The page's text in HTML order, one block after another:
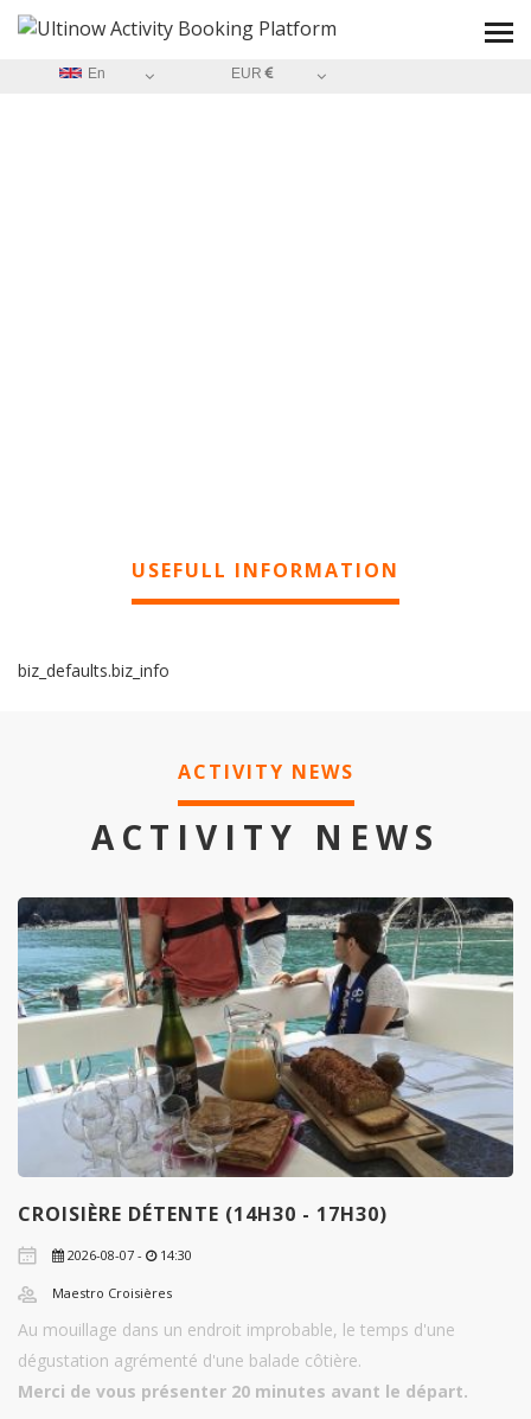
En EUR
USEFULL INFORMATION
biz_defaults.biz_info
ACTIVITY NEWS
ACTIVITY NEWS
CROISIÈRE DÉTENTE (14H30 - 17H30)
2026-08-07 - 14:30
Maestro Croisières
Au mouillage dans un endroit improbable, le temps d'une
dégustation agrémenté d'une balade côtière.
Merci de vous présenter 20 minutes avant le départ.